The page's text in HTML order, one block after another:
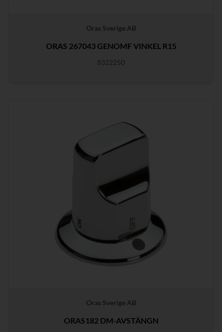
Oras Sverige AB
ORAS 267043 GENOMF VINKEL R15
8322250
Oras Sverige AB
ORAS182 DM-AVSTÄNGN